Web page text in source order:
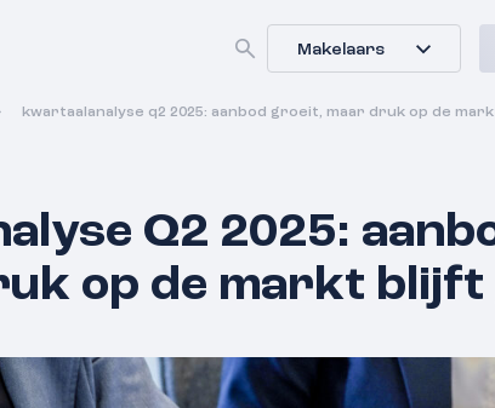
Makelaars
kwartaalanalyse q2 2025: aanbod groeit, maar druk op de
Q2 2025:
op de markt